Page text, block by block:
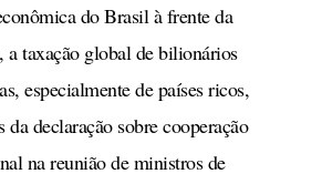
do Brasil à frente da
a taxação global de bilionários
especialmente de países ricos,
da declaração sobre cooperação
na reunião de ministros de